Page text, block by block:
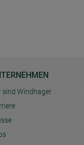
sind Windhager